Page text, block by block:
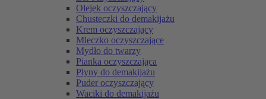
Olejek oczyszczający
Chusteczki do demakijażu
Krem oczyszczający
Mleczko oczyszczające
Mydło do twarzy
Pianka oczyszczająca
Płyny do demakijażu
Puder oczyszczający
Waciki do demakijażu